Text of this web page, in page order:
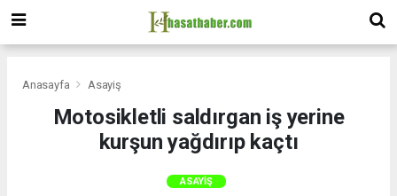
Anasayfa Asayiş
Motosikletli saldırgan iş yerine
kurşun yağdırıp kaçtı
ASAYIŞ